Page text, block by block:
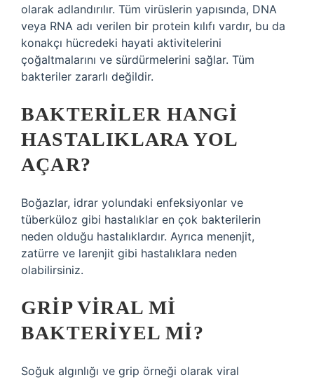
olarak adlandırılır. Tüm virüslerin yapısında, DNA
veya RNA adı verilen bir protein kılıfı vardır, bu da
konakçı hücredeki hayati aktivitelerini
çoğaltmalarını ve sürdürmelerini sağlar. Tüm
bakteriler zararlı değildir.
BAKTERILER HANGI
HASTALIKLARA YOL
AÇAR?
Boğazlar, idrar yolundaki enfeksiyonlar ve
tüberküloz gibi hastalıklar en çok bakterilerin
neden olduğu hastalıklardır. Ayrıca menenjit,
zatürre ve larenjit gibi hastalıklara neden
olabilirsiniz.
GRIP VIRAL MI
BAKTERIYEL MI?
Soğuk algınlığı ve grip örneği olarak viral